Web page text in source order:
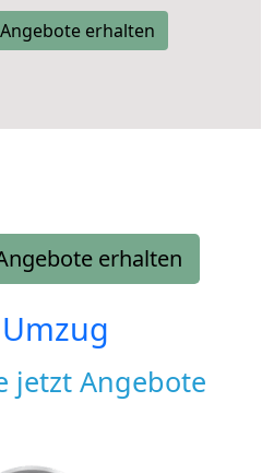
erhalten
erhalten
jetzt Angebote